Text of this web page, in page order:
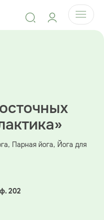
Парная йога, Йога для
202